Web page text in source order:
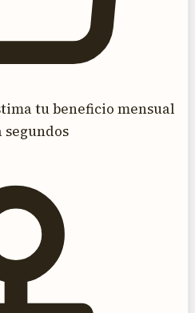
tu beneficio mensual